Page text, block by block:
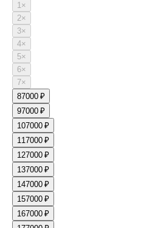
1×
2×
3×
4×
5×
6×
7×
87000 ₽
97000 ₽
107000 ₽
117000 ₽
127000 ₽
137000 ₽
147000 ₽
157000 ₽
167000 ₽